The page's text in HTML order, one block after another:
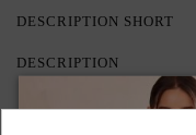
DESCRIPTION SHORT
DESCRIPTION